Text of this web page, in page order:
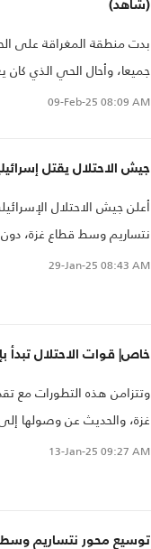
(شاهد)
بدت منطقة المغراقة على
جميعا، وأحال الحي الذي كان
09-Feb-25 08:09 AM
جيش الاحتلال يقتل
أعلن جيش الاحتلال
نتساريم وسط قطاع غزة،
29-Jan-25 08:43 AM
خاص| قوات الاحتلال تبدأ
وتتزامن هذه التطورات
غزة، والحديث عن وصولها
13-Jan-25 09:27 AM
توسيع محور نتساريم وسط